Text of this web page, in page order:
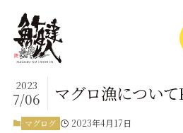
マグロ漁につい
2023
7/06
マグログ 2023年4月17日